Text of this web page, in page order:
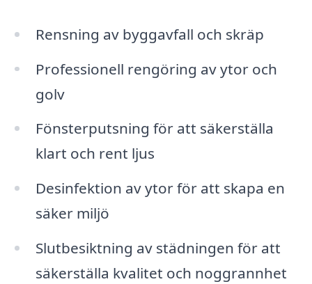
Rensning av byggavfall och skräp
Professionell rengöring av ytor och
golv
Fönsterputsning för att säkerställa
klart och rent ljus
Desinfektion av ytor för att skapa en
säker miljö
Slutbesiktning av städningen för att
säkerställa kvalitet och noggrannhet